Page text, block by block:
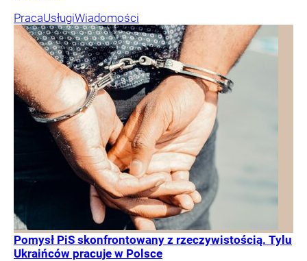
PracaUsługiWiadomości
Pomysł PiS skonfrontowany z rzeczywistością. Tylu
Ukraińców pracuje w Polsce